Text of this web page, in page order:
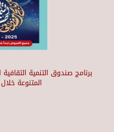
برنامج صندوق التنمية
المتنوعة